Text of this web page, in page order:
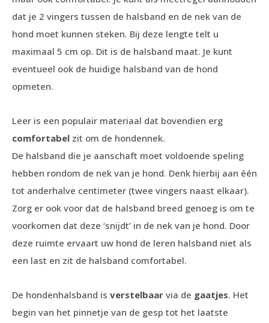
dat je 2 vingers tussen de halsband en de nek van de
hond moet kunnen steken. Bij deze lengte telt u
maximaal 5 cm op. Dit is de halsband maat. Je kunt
eventueel ook de huidige halsband van de hond
opmeten.
Leer is een populair materiaal dat bovendien erg
comfortabel zit om de hondennek.
De halsband die je aanschaft moet voldoende speling
hebben rondom de nek van je hond. Denk hierbij aan één
tot anderhalve centimeter (twee vingers naast elkaar).
Zorg er ook voor dat de halsband breed genoeg is om te
voorkomen dat deze ‘snijdt’ in de nek van je hond. Door
deze ruimte ervaart uw hond de leren halsband niet als
een last en zit de halsband comfortabel.
De hondenhalsband is verstelbaar via de gaatjes. Het
begin van het pinnetje van de gesp tot het laatste